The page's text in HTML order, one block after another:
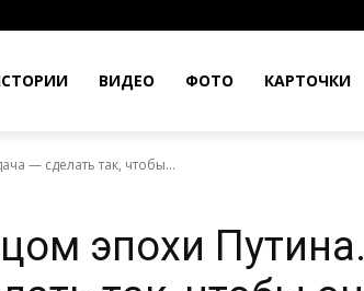
ВИДЕО ФОТО КАРТОЧКИ
— сделать так, чтобы...
эпохи Путина.